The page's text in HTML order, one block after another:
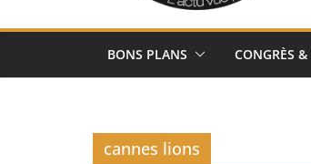
BONS PLANS CONGRÈS &
cannes lions